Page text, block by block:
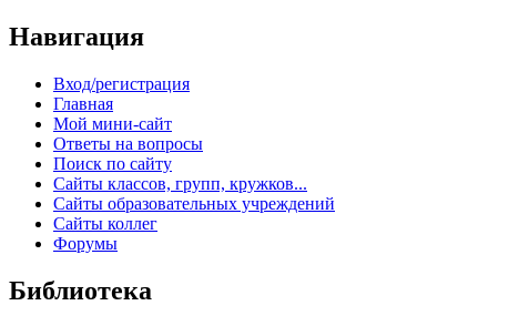
Навигация
Вход/регистрация
Главная
Мой мини-сайт
Ответы на вопросы
Поиск по сайту
Сайты классов, групп, кружков...
Сайты образовательных учреждений
Сайты коллег
Форумы
Библиотека